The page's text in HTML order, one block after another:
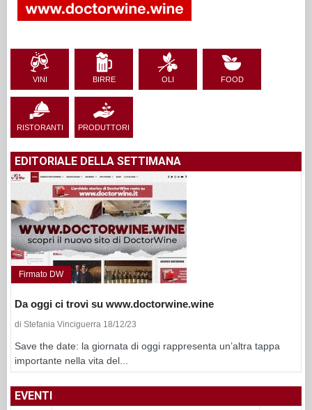
VINI BIRRE OLI FOOD
RISTORANTI PRODUTTORI
EDITORIALE DELLA SETTIMANA
Firmato DW
Da oggi ci trovi su www.doctorwine.wine
di Stefania Vinciguerra 18/12/23
Save the date: la giornata di oggi rappresenta un’altra tappa
importante nella vita del...
EVENTI